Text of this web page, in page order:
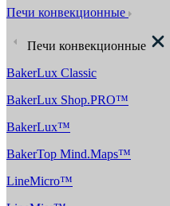
Печи конвекционные
Печи конвекционные
BakerLux Classic
BakerLux Shop.PRO™
BakerLux™
BakerTop Mind.Maps™
LineMicro™